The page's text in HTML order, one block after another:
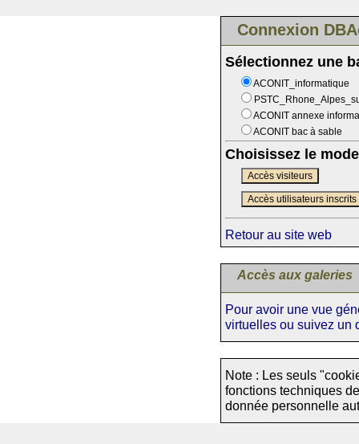
Connexion
Sélectionnez une
ACONIT_informatique
ACONIT annexe
ACONIT bac à sable
Choisissez le
Accès visiteurs
Accès utilisateurs inscrits
Retour au site web
Accès aux galeries
Pour avoir une vue
virtuelles ou suivez un
Note : Les seuls
fonctions techniques
donnée personnelle